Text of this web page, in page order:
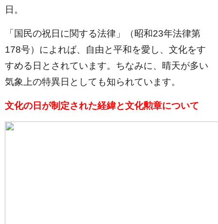
日。
「国民の祝日に関する法律」（昭和23年法律第
178号）によれば、自由と平和を愛し、文化をす
すめる日とされています。ちなみに、晴天が多い
気象上の特異日としても知られています。
文化の日が制定された経緯と文化勲章について